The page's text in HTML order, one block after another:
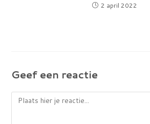
2 april 2022
Geef een reactie
Reactie